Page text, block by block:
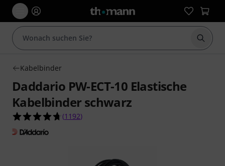
Suche
Kabelbinder
Daddario PW-ECT-10 Elastische
Kabelbinder schwarz
4.7 von 5 Sternen aus 1192
(1192)